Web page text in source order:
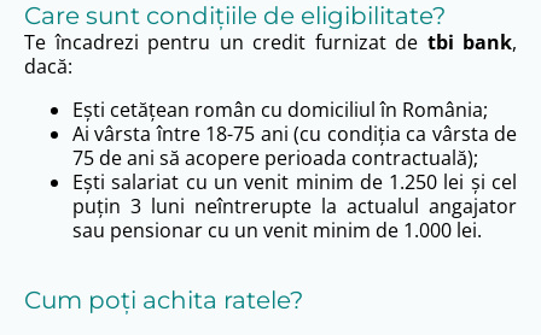
Care sunt condițiile de eligibilitate?
Te încadrezi pentru un credit furnizat de tbi bank,
dacă:
Ești cetățean român cu domiciliul în România;
Ai vârsta între 18-75 ani (cu condiția ca vârsta de
75 de ani să acopere perioada contractuală);
Ești salariat cu un venit minim de 1.250 lei și cel
puțin 3 luni neîntrerupte la actualul angajator
sau pensionar cu un venit minim de 1.000 lei.
Cum poţi achita ratele?